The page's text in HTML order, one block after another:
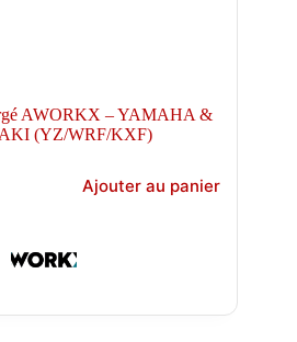
AWORKX – YAMAHA &
(YZ/WRF/KXF)
Ajouter au panier